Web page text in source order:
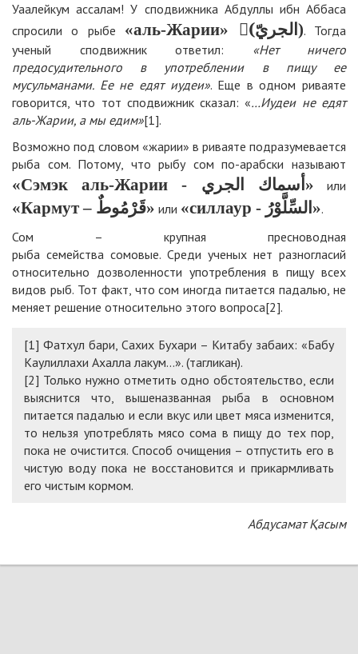
Уаалейкум ассалам! У сподвижника Абдуллы ибн Аббаса
спросили о рыбе
«аль-Жарии» (ّالجريّ). Тогда
ученый сподвижник ответил:
«Нет ничего
предосудительного в употреблении в пищу ее
мусульманами. Ее не едят иудеи». Еще в одном риваяте
говорится, что тот сподвижник сказал: «…Иудеи не едят
аль-Жарии, а мы едим»[1].
Возможно под словом «жарии» в риваяте подразумевается
рыба сом. Потому, что рыбу сом по-арабски называют
«Сэмэк аль-Жарии - أسماك الجري» или
«Кармут – قَرْمُوطٌ» или «силлаур - السِّلَّوْرُ».
Сом – крупная пресноводная
рыба семейства сомовые. Среди ученых нет разногласий
относительно дозволенности употребления в пищу всех
видов рыб. Тот факт, что сом иногда питается падалью, не
меняет решение относительно этого вопроса[2].
[1] Фатхул бари, Сахих Бухари – Китабу забаих: «Бабу
Каулиллахи Ахалла лакум...». (тагликан).
[2] Только нужно отметить одно обстоятельство, если
выяснится что, вышеназванная рыба в основном
питается падалью и если вкус или цвет мяса изменится,
то нельзя употреблять мясо сома в пищу до тех пор,
пока не очистится. Способ очищения – отпустить его в
чистую воду пока не восстановится и прикармливать
его чистым кормом.
Абдусамат Қасым